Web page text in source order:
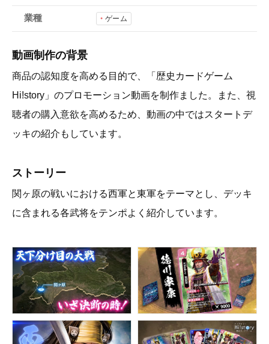
資料ダウンロード
業種 ゲーム
動画制作の背景
商品の認知度を高める目的で、「歴史カードゲーム
Hi!story」のプロモーション動画を制作ました。また、視
聴者の購入意欲を高めるため、動画の中ではスタートデ
ッキの紹介もしています。
ストーリー
関ヶ原の戦いにおける西軍と東軍をテーマとし、デッキ
に含まれる各武将をテンポよく紹介しています。